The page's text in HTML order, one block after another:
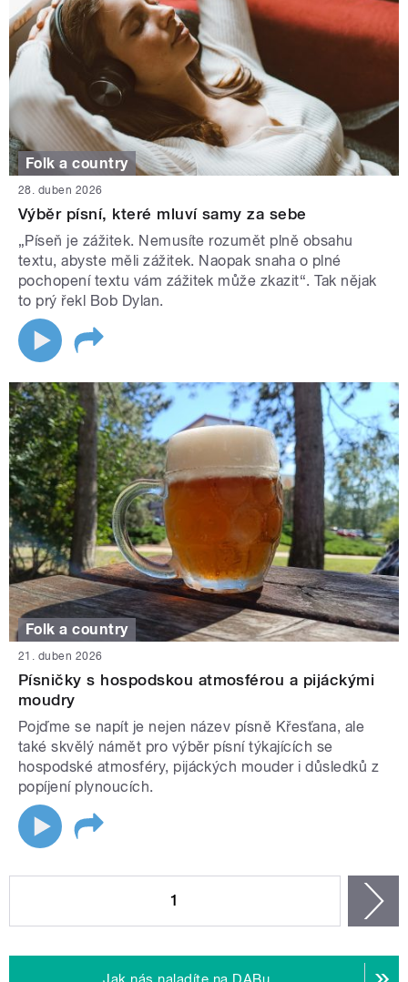
Folk a country
28. duben 2026
Výběr písní, které mluví samy za sebe
„Píseň je zážitek. Nemusíte rozumět plně obsahu
textu, abyste měli zážitek. Naopak snaha o plné
pochopení textu vám zážitek může zkazit“. Tak nějak
to prý řekl Bob Dylan.
Folk a country
21. duben 2026
Písničky s hospodskou atmosférou a pijáckými
moudry
Pojďme se napít je nejen název písně Křesťana, ale
také skvělý námět pro výběr písní týkajících se
hospodské atmosféry, pijáckých mouder i důsledků z
popíjení plynoucích.
1